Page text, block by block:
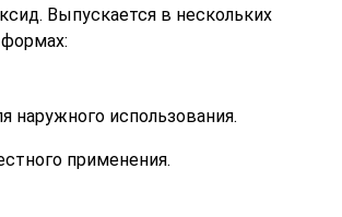
Выпускается в нескольких
наружного использования.
применения.